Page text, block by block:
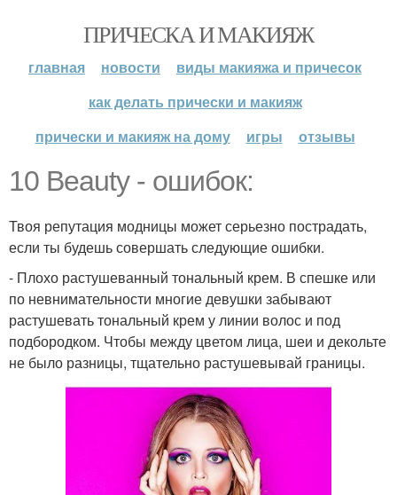
ПРИЧЕСКА И МАКИЯЖ
главная новости
виды макияжа и причесок
как делать прически и макияж
прически и макияж на дому
игры отзывы
10 Beauty - ошибок:
Твоя репутация модницы может серьезно пострадать,
если ты будешь совершать следующие ошибки.
- Плохо растушеванный тональный крем. В спешке или
по невнимательности многие девушки забывают
растушевать тональный крем у линии волос и под
подбородком. Чтобы между цветом лица, шеи и декольте
не было разницы, тщательно растушевывай границы.